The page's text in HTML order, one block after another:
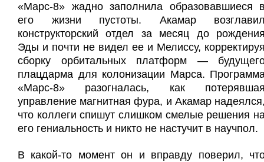
«Марс-8» жадно заполнила образовавшиеся
его жизни пустоты. Акамар
конструкторский отдел за месяц до
Эды и почти не видел ее и Мелиссу,
сборку орбитальных платформ —
плацдарма для колонизации Марса.
«Марс-8» разогналась, как
управление магнитная фура, и Акамар
что коллеги спишут слишком смелые решения
его гениальность и никто не настучит в научпол.
В какой-то момент он и вправду поверил,